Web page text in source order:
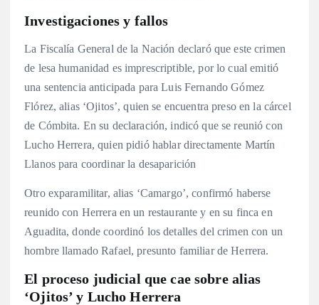
Investigaciones y fallos
La Fiscalía General de la Nación declaró que este crimen
de lesa humanidad es imprescriptible, por lo cual emitió
una sentencia anticipada para Luis Fernando Gómez
Flórez, alias ‘Ojitos’, quien se encuentra preso en la cárcel
de Cómbita. En su declaración, indicó que se reunió con
Lucho Herrera, quien pidió hablar directamente Martín
Llanos para coordinar la desaparición
Otro exparamilitar, alias ‘Camargo’, confirmó haberse
reunido con Herrera en un restaurante y en su finca en
Aguadita, donde coordinó los detalles del crimen con un
hombre llamado Rafael, presunto familiar de Herrera.
El proceso judicial que cae sobre alias
‘Ojitos’ y Lucho Herrera